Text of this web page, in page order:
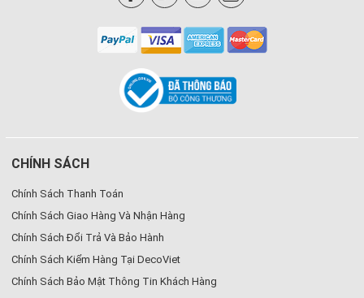
CHÍNH SÁCH
Chính Sách Thanh Toán
Chính Sách Giao Hàng Và Nhận Hàng
Chính Sách Đổi Trả Và Bảo Hành
Chính Sách Kiểm Hàng Tại DecoViet
Chính Sách Bảo Mật Thông Tin Khách Hàng